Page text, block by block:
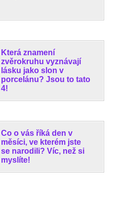
Která znamení
zvěrokruhu vyznávají
lásku jako slon v
porcelánu? Jsou to tato
4!
Co o vás říká den v
měsíci, ve kterém jste
se narodili? Víc, než si
myslíte!